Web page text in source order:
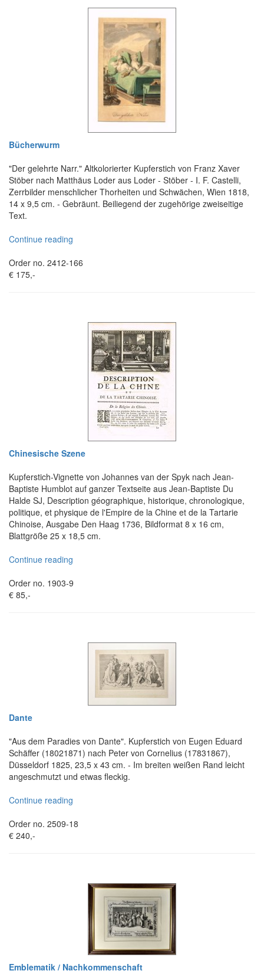
Bücherwurm
"Der gelehrte Narr." Altkolorierter Kupferstich von Franz Xaver
Stöber nach Matthäus Loder aus Loder - Stöber - I. F. Castelli,
Zerrbilder menschlicher Thorheiten und Schwächen, Wien 1818,
14 x 9,5 cm. - Gebräunt. Beiliegend der zugehörige zweiseitige
Text.
Continue reading
Order no. 2412-166
€ 175,-
Chinesische Szene
Kupferstich-Vignette von Johannes van der Spyk nach Jean-
Baptiste Humblot auf ganzer Textseite aus Jean-Baptiste Du
Halde SJ, Description géographique, historique, chronologique,
politique, et physique de l'Empire de la Chine et de la Tartarie
Chinoise, Ausgabe Den Haag 1736, Bildformat 8 x 16 cm,
Blattgröße 25 x 18,5 cm.
Continue reading
Order no. 1903-9
€ 85,-
Dante
"Aus dem Paradies von Dante". Kupferstich von Eugen Eduard
Schäffer (18021871) nach Peter von Cornelius (17831867),
Düsseldorf 1825, 23,5 x 43 cm. - Im breiten weißen Rand leicht
angeschmutzt und etwas fleckig.
Continue reading
Order no. 2509-18
€ 240,-
Emblematik / Nachkommenschaft